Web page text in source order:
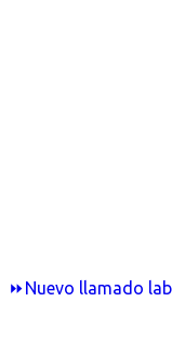
⏩Nuevo llamado